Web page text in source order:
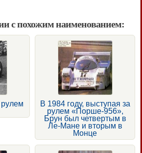
с похожим наименованием:
рулем
В 1984 году, выступая за
рулем «Порше-956»,
Брун был четвертым в
Ле-Мане и вторым в
Монце